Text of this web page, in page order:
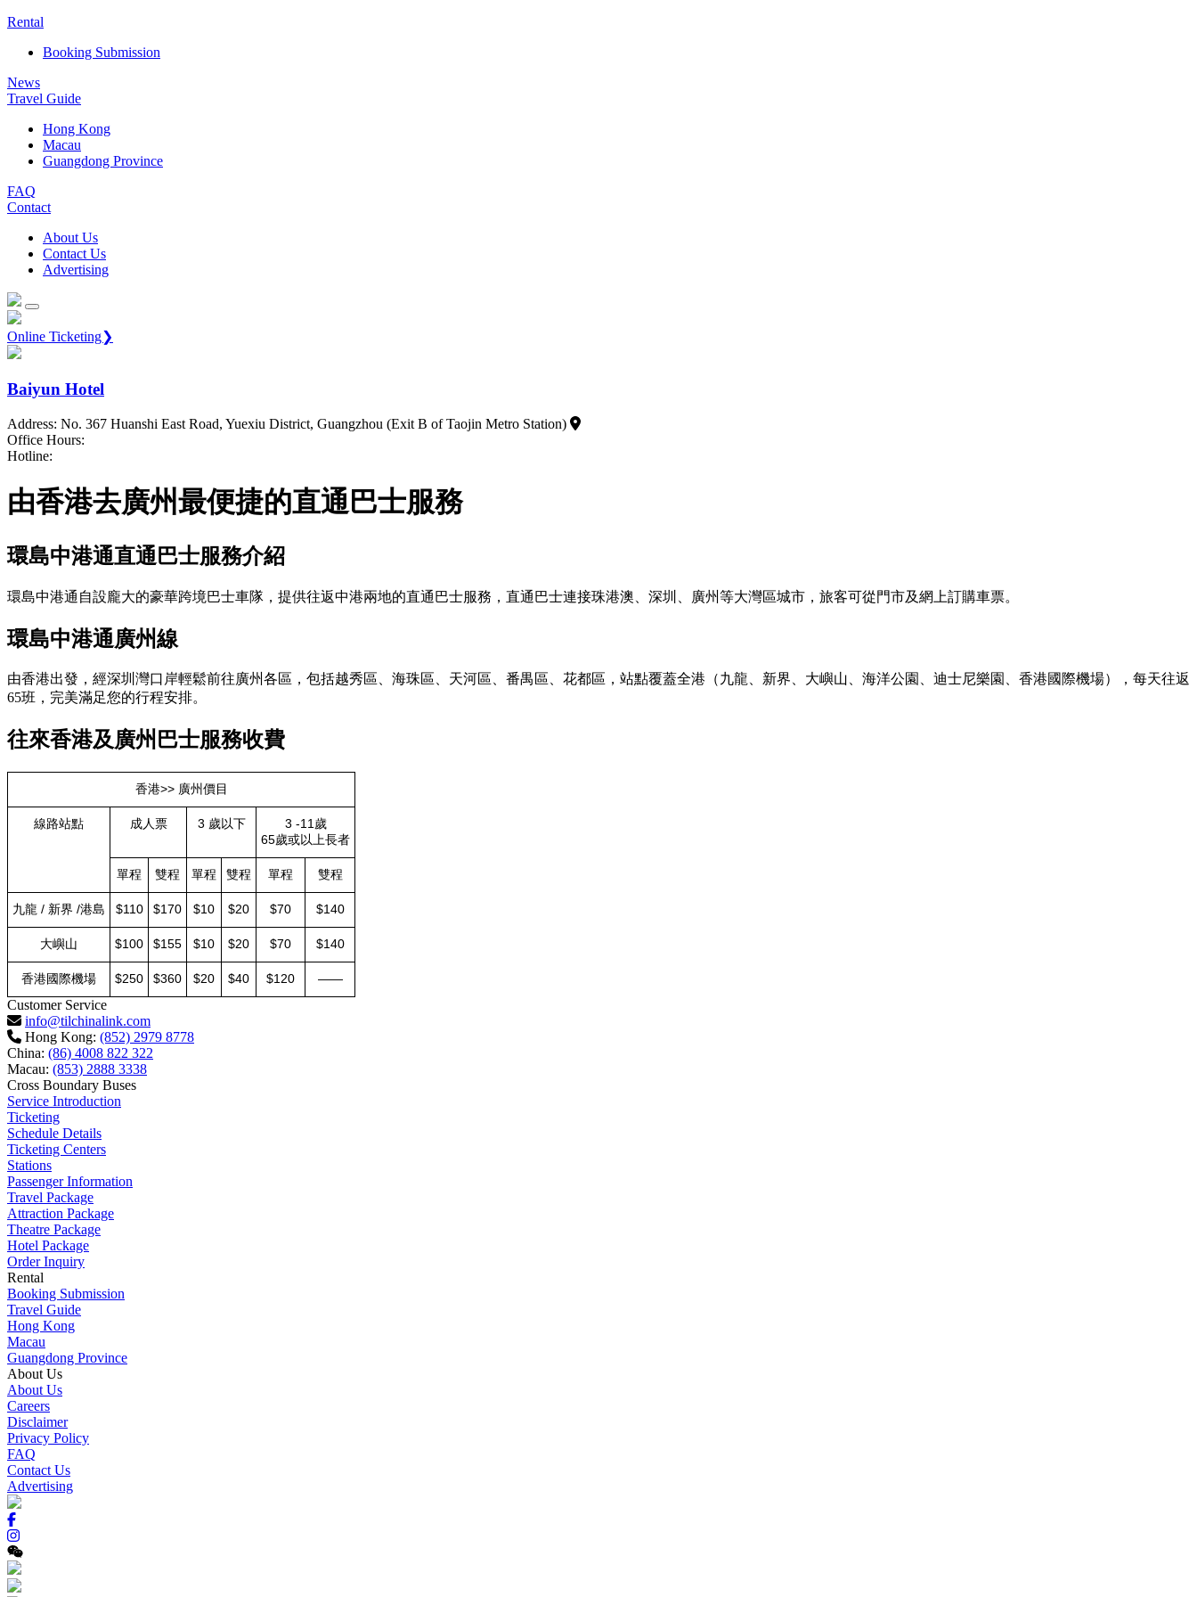
Rental
Booking Submission
News
Travel Guide
Hong Kong
Macau
Guangdong Province
FAQ
Contact
About Us
Contact Us
Advertising
Online Ticketing❯
Baiyun Hotel
Address: No. 367 Huanshi East Road, Yuexiu District, Guangzhou (Exit B of Taojin Metro Station)
Office Hours:
Hotline:
由香港去廣州最便捷的直通巴士服務
環島中港通直通巴士服務介紹
環島中港通自設龐大的豪華跨境巴士車隊，提供往返中港兩地的直通巴士服務，直通巴士連接珠港澳、深圳、廣州等大灣區城市，旅客可從門市及網上訂購車票。
環島中港通廣州線
由香港出發，經深圳灣口岸輕鬆前往廣州各區，包括越秀區、海珠區、天河區、番禺區、花都區，站點覆蓋全港（九龍、新界、大嶼山、海洋公園、迪士尼樂園、香港國際機場），每天往返
65班，完美滿足您的行程安排。
往來香港及廣州巴士服務收費
香港>> 廣州價目
線路站點 成人票 3 歲以下
3 -11歲
65歲或以上長者
單程 雙程 單程 雙程 單程 雙程
九龍 / 新界 /港島 $110 $170 $10 $20 $70 $140
大嶼山 $100 $155 $10 $20 $70 $140
香港國際機場 $250 $360 $20 $40 $120 ——
Customer Service
info@tilchinalink.com
Hong Kong: (852) 2979 8778
China: (86) 4008 822 322
Macau: (853) 2888 3338
Cross Boundary Buses
Service Introduction
Ticketing
Schedule Details
Ticketing Centers
Stations
Passenger Information
Travel Package
Attraction Package
Theatre Package
Hotel Package
Order Inquiry
Rental
Booking Submission
Travel Guide
Hong Kong
Macau
Guangdong Province
About Us
About Us
Careers
Disclaimer
Privacy Policy
FAQ
Contact Us
Advertising